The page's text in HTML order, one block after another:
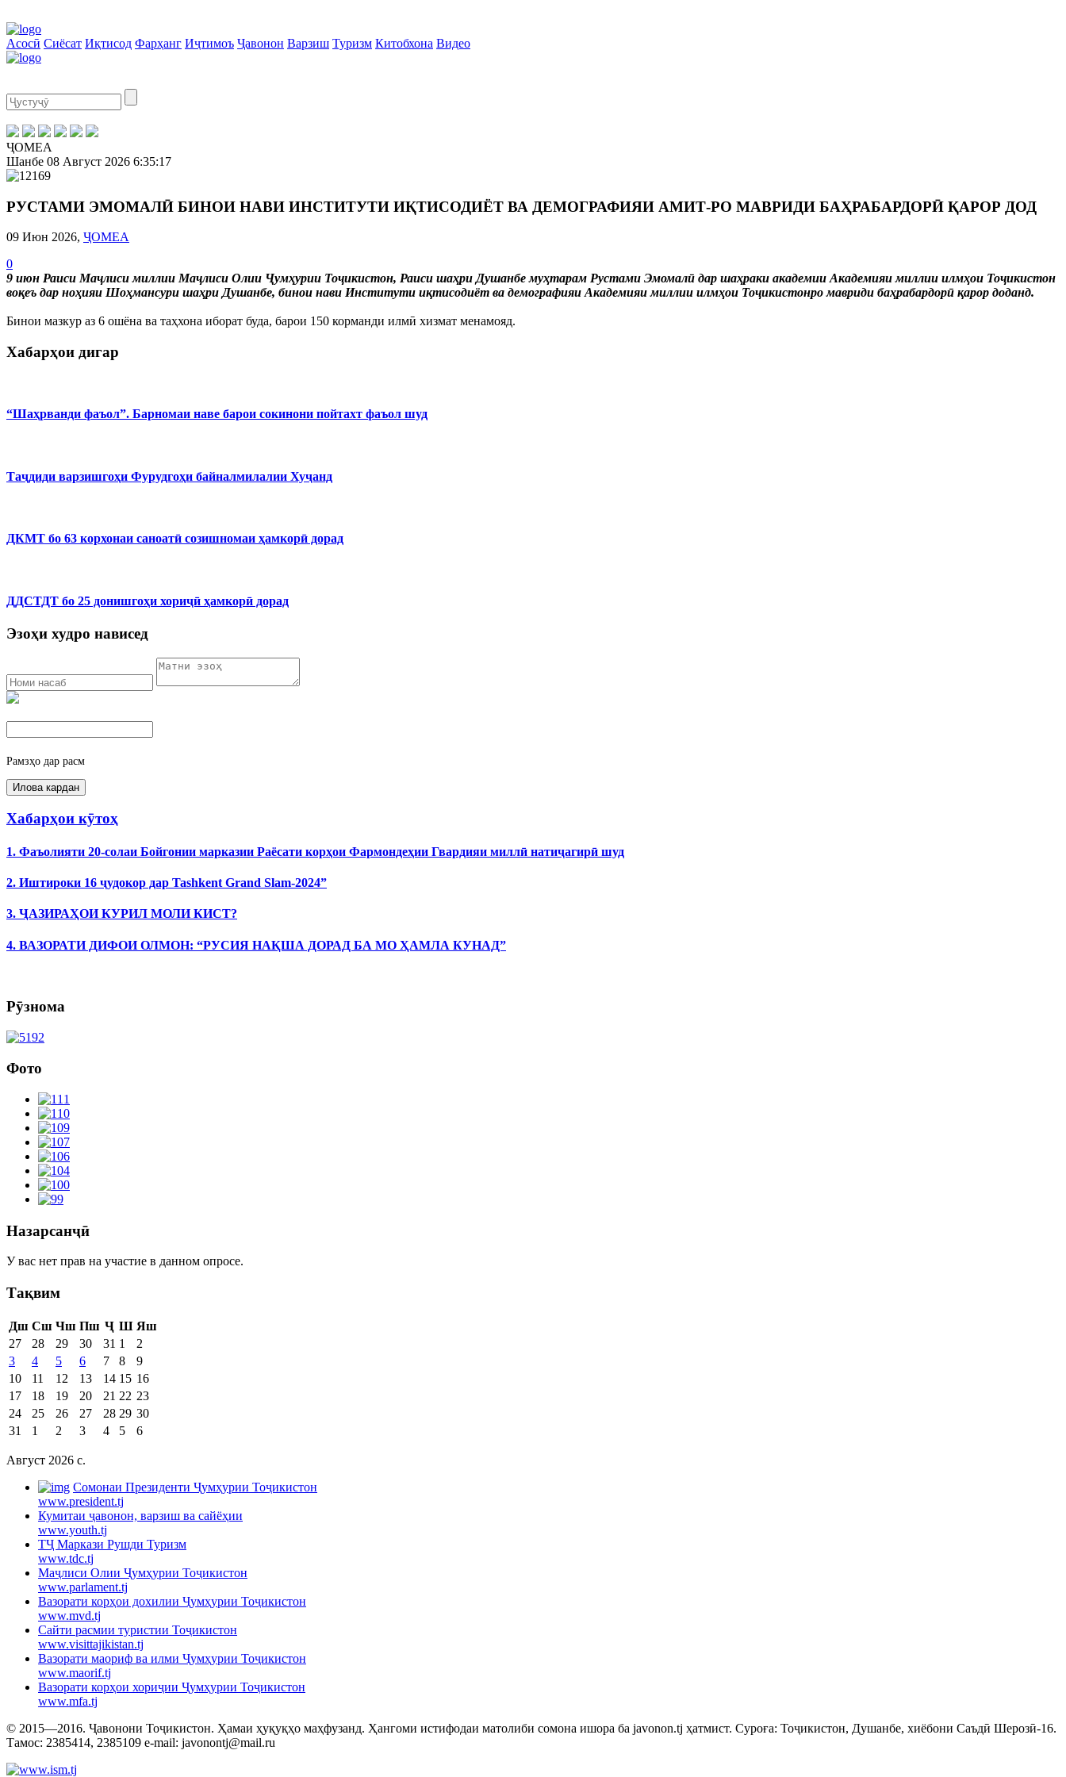
Асосӣ Сиёсат Иқтисод Фарҳанг Иҷтимоъ Ҷавонон Варзиш Туризм Китобхона Видео
ҶОМЕА
Шанбе 08 Август 2026 6:35:17
РУСТАМИ ЭМОМАЛӢ БИНОИ НАВИ ИНСТИТУТИ ИҚТИСОДИЁТ ВА ДЕМОГРАФИЯИ АМИТ-РО МАВРИДИ БАҲРАБАРДОРӢ ҚАРОР ДОД
09 Июн 2026, ҶОМЕА
0
9 июн Раиси Маҷлиси миллии Маҷлиси Олии Ҷумҳурии Тоҷикистон, Раиси шаҳри Душанбе муҳтарам Рустами Эмомалӣ дар шаҳраки академии Академияи миллии илмҳои Тоҷикистон
воқеъ дар ноҳияи Шоҳмансури шаҳри Душанбе, бинои нави Институти иқтисодиёт ва демографияи Академияи миллии илмҳои Тоҷикистонро мавриди баҳрабардорӣ қарор доданд.
Бинои мазкур аз 6 ошёна ва таҳхона иборат буда, барои 150 корманди илмӣ хизмат менамояд.
Хабарҳои дигар
“Шаҳрванди фаъол”. Барномаи наве барои сокинони пойтахт фаъол шуд
Таҷдиди варзишгоҳи Фурудгоҳи байналмилалии Хуҷанд
ДКМТ бо 63 корхонаи саноатӣ созишномаи ҳамкорӣ дорад
ДДСТДТ бо 25 донишгоҳи хориҷӣ ҳамкорӣ дорад
Эзоҳи худро нависед
Рамзҳо дар расм
Хабарҳои кӯтоҳ
1. Фаъолияти 20-солаи Бойгонии марказии Раёсати корҳои Фармондеҳии Гвардияи миллӣ натиҷагирӣ шуд
2. Иштироки 16 ҷудокор дар Tashkent Grand Slam-2024”
3. ҶАЗИРАҲОИ КУРИЛ МОЛИ КИСТ?
4. ВАЗОРАТИ ДИФОИ ОЛМОН: “РУСИЯ НАҚША ДОРАД БА МО ҲАМЛА КУНАД”
Рӯзнома
Фото
Назарсанҷӣ
У вас нет прав на участие в данном опросе.
Тақвим
Дш Сш Чш Пш Ҷ Ш Яш
27
28 29 30 31 1
2
3
4 5 6 7 8
9
10
11 12 13 14 15 16
17
18 19 20 21 22 23
24
25 26 27 28 29 30
31
1 2 3 4 5 6
Август 2026 c.
Cомонаи Президенти Ҷумҳурии Тоҷикистон
www.president.tj
Кумитаи ҷавонон, варзиш ва сайёҳии
www.youth.tj
ТҶ Маркази Рушди Туризм
www.tdc.tj
Маҷлиси Олии Ҷумҳурии Тоҷикистон
www.parlament.tj
Вазорати корҳои дохилии Ҷумҳурии Тоҷикистон
www.mvd.tj
Сайти расмии туристии Тоҷикистон
www.visittajikistan.tj
Вазорати маориф ва илми Ҷумҳурии Тоҷикистон
www.maorif.tj
Вазорати корҳои хориҷии Ҷумҳурии Тоҷикистон
www.mfa.tj
© 2015—2016. Ҷавонони Тоҷикистон. Ҳамаи ҳуқуқҳо маҳфузанд. Ҳангоми истифодаи матолиби сомона ишора ба javonon.tj ҳатмист. Суроға: Тоҷикистон, Душанбе, хиёбони Саъдӣ Шерозӣ-16.
Тамос: 2385414, 2385109 e-mail: javonontj@mail.ru